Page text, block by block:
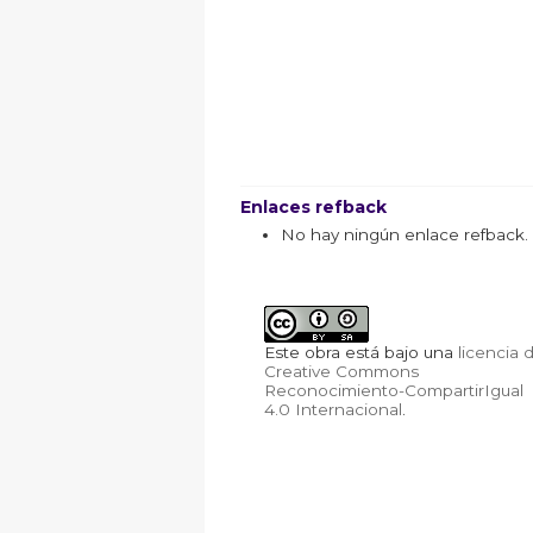
Enlaces refback
No hay ningún enlace refback.
Este obra está bajo una licencia
Creative Commons
Reconocimiento-CompartirIgual
4.0 Internacional